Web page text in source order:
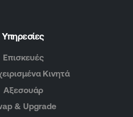
Υπηρεσίες
Επισκευές
Κινητά
Αξεσουάρ
& Upgrade